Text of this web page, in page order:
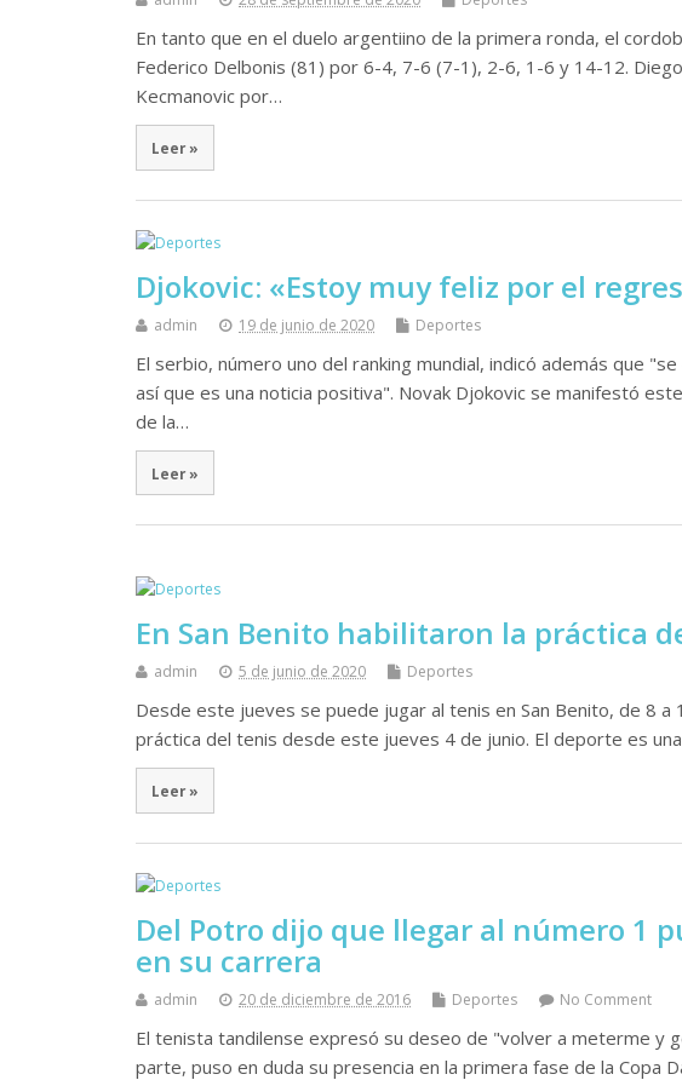
En tanto que en el duelo argentiino de la primera ronda, el
Federico Delbonis (81) por 6-4, 7-6 (7-1), 2-6, 1-6 y 14-12.
Kecmanovic por…
Leer »
Djokovic: «Estoy muy feliz por el
admin 19 de junio de 2020 Deportes
El serbio, número uno del ranking mundial, indicó además que
así que es una noticia positiva". Novak Djokovic se manifestó
de la…
Leer »
En San Benito habilitaron la práctica
admin 5 de junio de 2020 Deportes
Desde este jueves se puede jugar al tenis en San Benito, de 8 a
práctica del tenis desde este jueves 4 de junio. El deporte es
Leer »
Del Potro dijo que llegar al número 1
en su carrera
admin 20 de diciembre de 2016 Deportes No Comment
El tenista tandilense expresó su deseo de "volver a meterme y
parte, puso en duda su presencia en la primera fase de la Copa